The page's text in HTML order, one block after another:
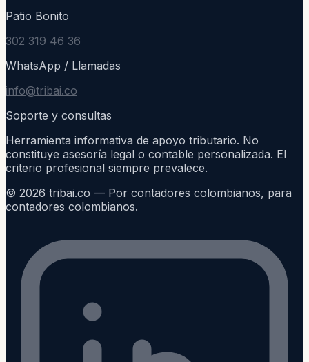
Patio Bonito
302 319 46 36
WhatsApp / Llamadas
info@tribai.co
Soporte y consultas
Herramienta informativa de apoyo tributario. No
constituye asesoría legal o contable personalizada. El
criterio profesional siempre prevalece.
© 2026 tribai.co — Por contadores colombianos, para
contadores colombianos.